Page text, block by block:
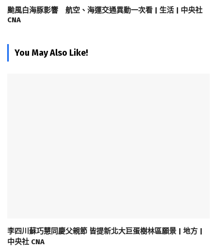
颱風白海豚影響 航空、海運交通異動一次看 | 生活 | 中央社
CNA
You May Also Like!
李四川蘇巧慧同慶父親節 皆提新北大巨蛋樹林區願景 | 地方 |
中央社 CNA